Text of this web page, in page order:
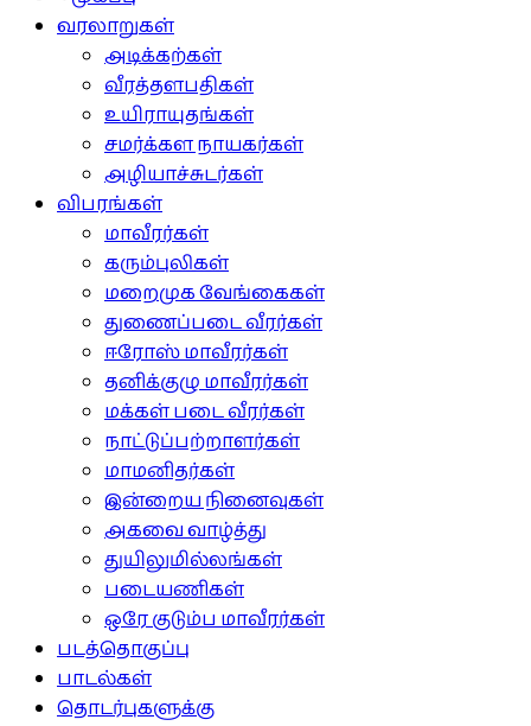
வரலாறுகள்
அடிக்கற்கள்
வீரத்தளபதிகள்
உயிராயுதங்கள்
சமர்க்கள நாயகர்கள்
அழியாச்சுடர்கள்
விபரங்கள்
மாவீரர்கள்
கரும்புலிகள்
மறைமுக வேங்கைகள்
துணைப்படை வீரர்கள்
ஈரோஸ் மாவீரர்கள்
தனிக்குழு மாவீரர்கள்
மக்கள் படை வீரர்கள்
நாட்டுப்பற்றாளர்கள்
மாமனிதர்கள்
இன்றைய நினைவுகள்
அகவை வாழ்த்து
துயிலுமில்லங்கள்
படையணிகள்
ஒரே குடும்ப மாவீரர்கள்
படத்தொகுப்பு
பாடல்கள்
தொடர்புகளுக்கு